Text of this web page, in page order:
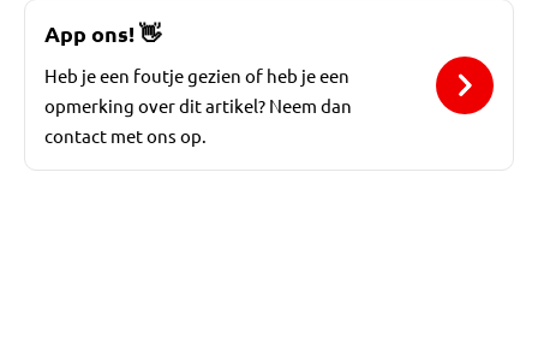
App ons!👋
Heb je een foutje gezien of heb je een
opmerking over dit artikel? Neem dan
contact met ons op.